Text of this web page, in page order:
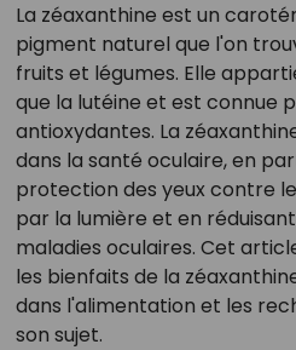
La zéaxanthine est un
pigment naturel que l'on
fruits et légumes. Elle
que la lutéine et est connue
antioxydantes. La
dans la santé oculaire, en
protection des yeux contre
par la lumière et en
maladies oculaires. Cet
les bienfaits de la
dans l'alimentation et les
son sujet.